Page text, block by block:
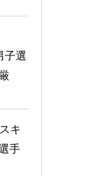
子選
キ
手